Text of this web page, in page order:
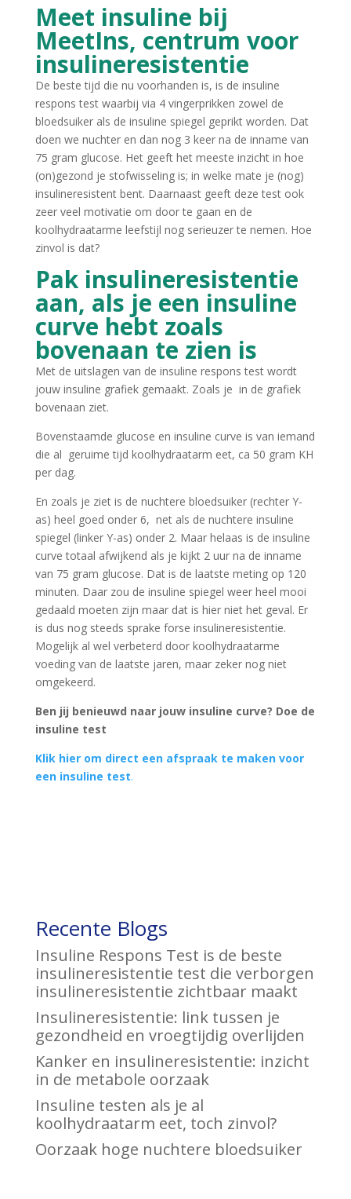
Meet insuline bij
MeetIns, centrum voor
insulineresistentie
De beste tijd die nu voorhanden is, is de insuline
respons test waarbij via 4 vingerprikken zowel de
bloedsuiker als de insuline spiegel geprikt worden. Dat
doen we nuchter en dan nog 3 keer na de inname van
75 gram glucose. Het geeft het meeste inzicht in hoe
(on)gezond je stofwisseling is; in welke mate je (nog)
insulineresistent bent. Daarnaast geeft deze test ook
zeer veel motivatie om door te gaan en de
koolhydraatarme leefstijl nog serieuzer te nemen. Hoe
zinvol is dat?
Pak insulineresistentie
aan, als je een insuline
curve hebt zoals
bovenaan te zien is
Met de uitslagen van de insuline respons test wordt
jouw insuline grafiek gemaakt. Zoals je in de grafiek
bovenaan ziet.
Bovenstaamde glucose en insuline curve is van iemand
die al geruime tijd koolhydraatarm eet, ca 50 gram KH
per dag.
En zoals je ziet is de nuchtere bloedsuiker (rechter Y-
as) heel goed onder 6, net als de nuchtere insuline
spiegel (linker Y-as) onder 2. Maar helaas is de insuline
curve totaal afwijkend als je kijkt 2 uur na de inname
van 75 gram glucose. Dat is de laatste meting op 120
minuten. Daar zou de insuline spiegel weer heel mooi
gedaald moeten zijn maar dat is hier niet het geval. Er
is dus nog steeds sprake forse insulineresistentie.
Mogelijk al wel verbeterd door koolhydraatarme
voeding van de laatste jaren, maar zeker nog niet
omgekeerd.
Ben jij benieuwd naar jouw insuline curve? Doe de
insuline test
Klik hier om direct een afspraak te maken voor
een insuline test.
Recente Blogs
Insuline Respons Test is de beste
insulineresistentie test die verborgen
insulineresistentie zichtbaar maakt
Insulineresistentie: link tussen je
gezondheid en vroegtijdig overlijden
Kanker en insulineresistentie: inzicht
in de metabole oorzaak
Insuline testen als je al
koolhydraatarm eet, toch zinvol?
Oorzaak hoge nuchtere bloedsuiker